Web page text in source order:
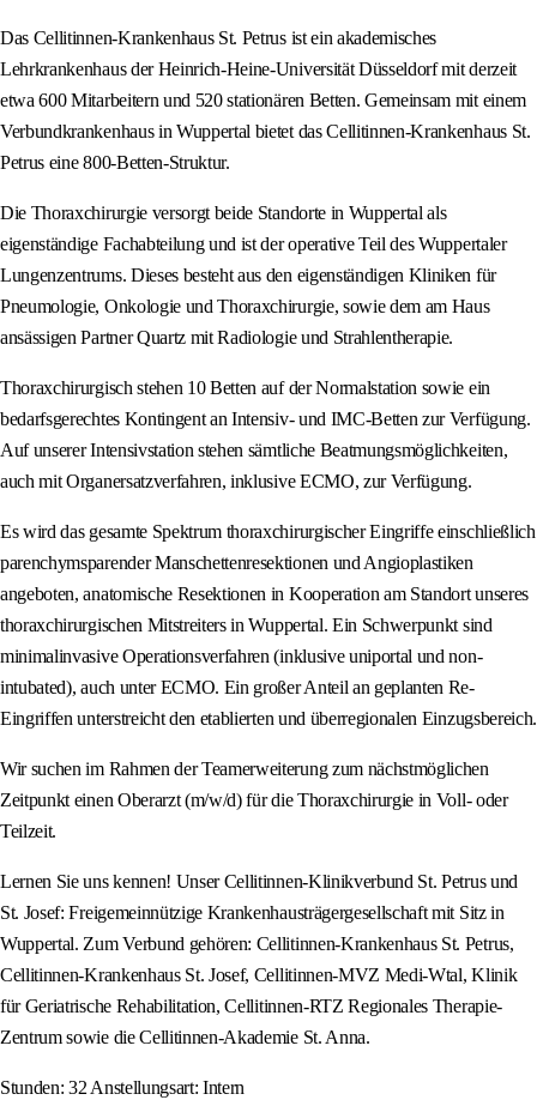
Das Cellitinnen-Krankenhaus St. Petrus ist ein akademisches
Lehrkrankenhaus der Heinrich-Heine-Universität Düsseldorf mit derzeit
etwa 600 Mitarbeitern und 520 stationären Betten. Gemeinsam mit einem
Verbundkrankenhaus in Wuppertal bietet das Cellitinnen-Krankenhaus St.
Petrus eine 800-Betten-Struktur.
Die Thoraxchirurgie versorgt beide Standorte in Wuppertal als
eigenständige Fachabteilung und ist der operative Teil des Wuppertaler
Lungenzentrums. Dieses besteht aus den eigenständigen Kliniken für
Pneumologie, Onkologie und Thoraxchirurgie, sowie dem am Haus
ansässigen Partner Quartz mit Radiologie und Strahlentherapie.
Thoraxchirurgisch stehen 10 Betten auf der Normalstation sowie ein
bedarfsgerechtes Kontingent an Intensiv- und IMC-Betten zur Verfügung.
Auf unserer Intensivstation stehen sämtliche Beatmungsmöglichkeiten,
auch mit Organersatzverfahren, inklusive ECMO, zur Verfügung.
Es wird das gesamte Spektrum thoraxchirurgischer Eingriffe einschließlich
parenchymsparender Manschettenresektionen und Angioplastiken
angeboten, anatomische Resektionen in Kooperation am Standort unseres
thoraxchirurgischen Mitstreiters in Wuppertal. Ein Schwerpunkt sind
minimalinvasive Operationsverfahren (inklusive uniportal und non-
intubated), auch unter ECMO. Ein großer Anteil an geplanten Re-
Eingriffen unterstreicht den etablierten und überregionalen Einzugsbereich.
Wir suchen im Rahmen der Teamerweiterung zum nächstmöglichen
Zeitpunkt einen Oberarzt (m/w/d) für die Thoraxchirurgie in Voll- oder
Teilzeit.
Lernen Sie uns kennen! Unser Cellitinnen-Klinikverbund St. Petrus und
St. Josef: Freigemeinnützige Krankenhausträgergesellschaft mit Sitz in
Wuppertal. Zum Verbund gehören: Cellitinnen-Krankenhaus St. Petrus,
Cellitinnen-Krankenhaus St. Josef, Cellitinnen-MVZ Medi-Wtal, Klinik
für Geriatrische Rehabilitation, Cellitinnen-RTZ Regionales Therapie-
Zentrum sowie die Cellitinnen-Akademie St. Anna.
Stunden: 32 Anstellungsart: Intern